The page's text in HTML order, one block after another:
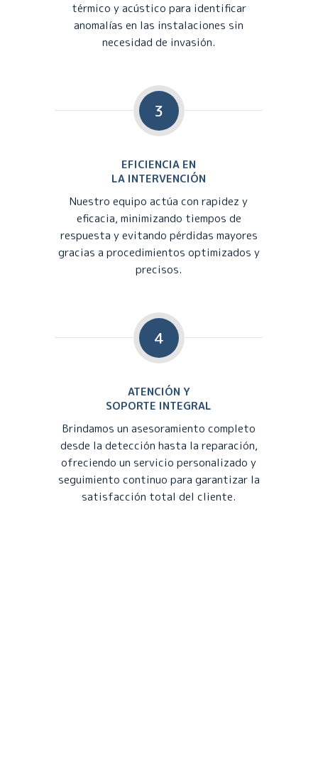
térmico y acústico para identificar
anomalías en las instalaciones sin
necesidad de invasión.
3
EFICIENCIA EN
LA INTERVENCIÓN
Nuestro equipo actúa con rapidez y
eficacia, minimizando tiempos de
respuesta y evitando pérdidas mayores
gracias a procedimientos optimizados y
precisos.
4
ATENCIÓN Y
SOPORTE INTEGRAL
Brindamos un asesoramiento completo
desde la detección hasta la reparación,
ofreciendo un servicio personalizado y
seguimiento continuo para garantizar la
satisfacción total del cliente.